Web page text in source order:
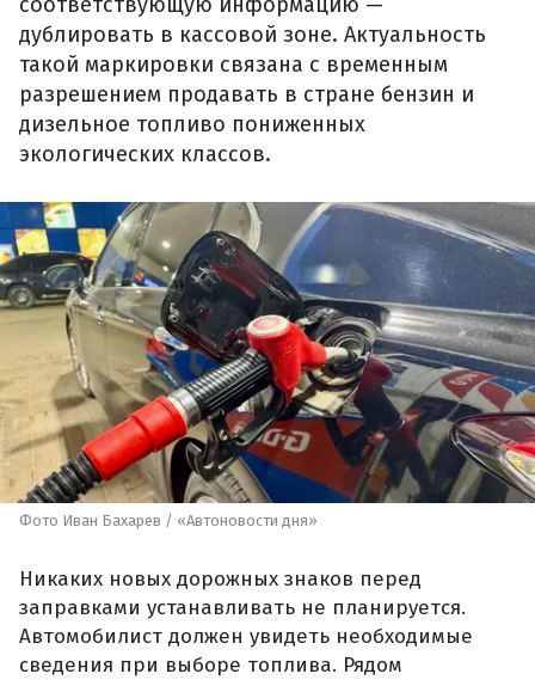
дублировать в кассовой зоне. Актуальность
такой маркировки связана с временным
разрешением продавать в стране бензин и
дизельное топливо пониженных
экологических классов.
Фото Иван Бахарев / «Автоновости дня»
Никаких новых дорожных знаков перед
заправками устанавливать не планируется.
Автомобилист должен увидеть необходимые
сведения при выборе топлива. Рядом